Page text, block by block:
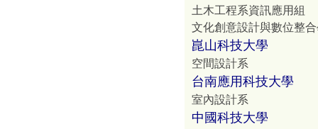
土木工程系資訊應用組
文化創意設計與數位整
崑山科技大學
空間設計系
台南應用科技大學
室內設計系
中國科技大學